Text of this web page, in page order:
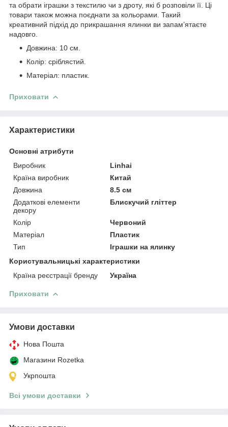
та обрати іграшки з текстилю чи з дроту, які б розповіли її. Ці
товари також можна поєднати за кольорами. Такий
креативний підхід до прикрашання ялинки ви запам’ятаєте
надовго.
Довжина: 10 см.
Колір: сріблястий.
Матеріал: пластик.
Приховати
Характеристики
Основні атрибути
Виробник
Linhai
Країна виробник
Китай
Довжина
8.5 см
Додаткові елементи
декору
Блискучий гліттер
Колір
Червоний
Матеріал
Пластик
Тип
Іграшки на ялинку
Користувальницькі характеристики
Країна реєстрації бренду
Україна
Приховати
Умови доставки
Нова Пошта
Магазини Rozetka
Укрпошта
Всі умови доставки